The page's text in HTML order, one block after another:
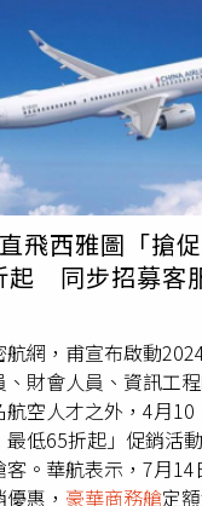
應集中在瀨戶內國際
政府正積極改善交通
往小豆島、豐島、直
。同時官方也推出「
。由於藝術祭期間島
紐地區如岡山、四國
方便搭乘渡輪與巴士
平台樂天旅遊祭出
自即日起至2025/3/21
間涵蓋至2025/9/30
此次除了多家合作飯
折優惠券，以及限
天加碼限量優惠券，
65折等，讓旅客能以
瀨戶內海沿岸的岡
許多旅客也會從這裡
樂天旅遊推薦入住
架最新一代可減少25
，陸續從2027年開始
灣航空史上最大一筆
代飛機包括18架A350-
機，將會安排北美長
2029年交機，分配在
全新「
配有可幾乎完全關閉
還可以邀請同行旅客
」改良原有的商務艙
專屬個人空間。（圖
購票93折再送國內
此外，有鑑於「台北-
洲其他市場，為提
採用波音777-300客
9夢幻客機機隊，
票優惠，即日起至8/
日期2024年8月1日至
艙等93折優惠，再
機票費用！促銷期
經濟艙56,900 元起，
基督城、威靈頓等
飛西雅圖「搶
起 同步招募客
網，甫宣布啟動
財會人員、資訊工
空人才之外，4月
低65折起」促銷活
。華航表示，7月
惠， 豪華商務艙定